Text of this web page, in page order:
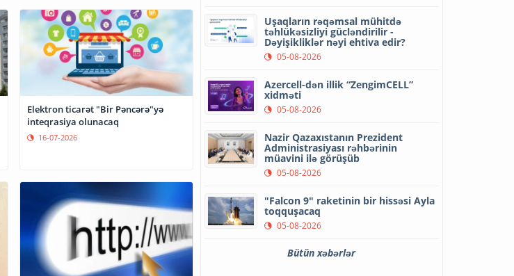
Elektron ticarət "Bir Pəncərə"yə
inteqrasiya olunacaq
16-07-2026
Uşaqların rəqəmsal mühitdə
təhlükəsizliyi gücləndirilir -
Dəyişikliklər nəyi ehtiva edir?
05-08-2026
Azercell-dən illik “ZengimCELL”
xidməti
05-08-2026
Nazir Qazaxıstanın Prezident
Administrasiyası rəhbərinin
müavini ilə görüşüb
05-08-2026
"Falcon 9" raketinin bir hissəsi Ayla
toqquşacaq
05-08-2026
Bütün xəbərlər